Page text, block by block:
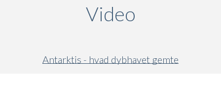
Video
Antarktis - hvad dybhavet gemte